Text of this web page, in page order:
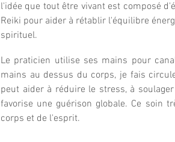
l'idée que tout être vivant est composé
Reiki pour aider à rétablir l'équilibre
spirituel.
Le praticien utilise ses mains pour
mains au dessus du corps, je fais
peut aider à réduire le stress, à
favorise une guérison globale. Ce soin
corps et de l'esprit.